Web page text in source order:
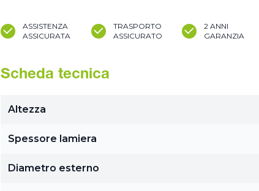
ASSISTENZA
ASSICURATA
TRASPORTO
ASSICURATO
2 ANNI
GARANZIA
Scheda tecnica
Altezza
Spessore lamiera
Diametro esterno